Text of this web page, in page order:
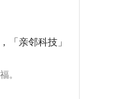
「亲邻科技」
。